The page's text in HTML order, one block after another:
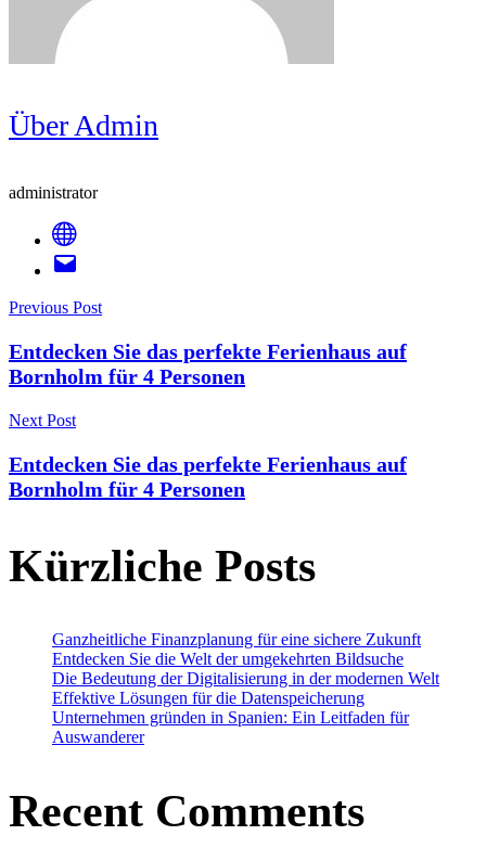
Über Admin
administrator
Post
Navigation
Previous Post
Entdecken Sie das perfekte Ferienhaus auf
Bornholm für 4 Personen
Next Post
Entdecken Sie das perfekte Ferienhaus auf
Bornholm für 4 Personen
Kürzliche Posts
Ganzheitliche Finanzplanung für eine sichere Zukunft
Entdecken Sie die Welt der umgekehrten Bildsuche
Die Bedeutung der Digitalisierung in der modernen Welt
Effektive Lösungen für die Datenspeicherung
Unternehmen gründen in Spanien: Ein Leitfaden für
Auswanderer
Recent Comments